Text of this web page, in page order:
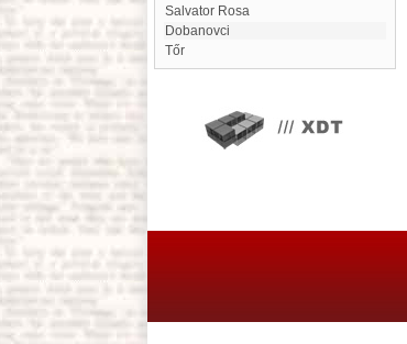
Salvator Rosa
Dobanovci
Tőr